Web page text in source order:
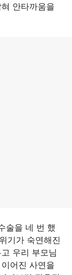
안타까움을
술을 네 번 했
기가 숙연해진
우리 부모님
어진 사연을